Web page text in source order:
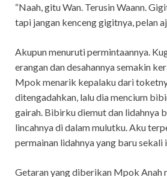
“Naah, gitu Wan. Terusin Waann.
tapi jangan kenceng gigitnya, pelan
Akupun menuruti permintaannya.
erangan dan desahannya semakin
Mpok menarik kepalaku dari
ditengadahkan, lalu dia mencium
gairah. Bibirku diemut dan lidahnya
lincahnya di dalam mulutku. Aku
permainan lidahnya yang baru sekali
Getaran yang diberikan Mpok Anah